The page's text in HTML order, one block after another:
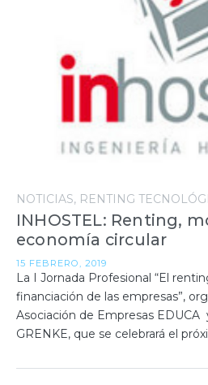
NOTICIAS RENTING
INHOSTEL: Renting,
economía circular
15 FEBRERO, 2019
La I Jornada Profesional “El
financiación de las empresas”,
Asociación de Empresas EDUCA
GRENKE, que se celebrará el